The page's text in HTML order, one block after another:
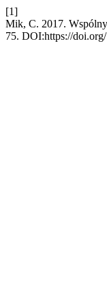
[1]
Mik, C. 2017.
75. DOI:https://